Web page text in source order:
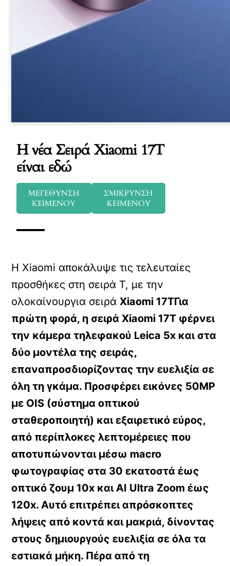
Η νέα Σειρά Xiaomi 17T
είναι εδώ
ΜΕΓΕΘΥΝΣΗ
ΚΕΙΜΕΝΟΥ
ΣΜΙΚΡΥΝΣΗ
ΚΕΙΜΕΝΟΥ
Η Xiaomi αποκάλυψε τις τελευταίες
προσθήκες στη σειρά T, με την
ολοκαίνουργια σειράXiaomi 17TΓια
πρώτη φορά, η σειρά Xiaomi 17T φέρνει
την κάμερα τηλεφακού Leica 5x και στα
δύο μοντέλα της σειράς,
επαναπροσδιορίζοντας την ευελιξία σε
όλη τη γκάμα. Προσφέρει εικόνες 50MP
με OIS (σύστημα οπτικού
σταθεροποιητή) και εξαιρετικό εύρος,
από περίπλοκες λεπτομέρειες που
αποτυπώνονται μέσω macro
φωτογραφίας στα 30 εκατοστά έως
οπτικό ζουμ 10x και AI Ultra Zoom έως
120x. Αυτό επιτρέπει απρόσκοπτες
λήψεις από κοντά και μακριά, δίνοντας
στους δημιουργούς ευελιξία σε όλα τα
εστιακά μήκη. Πέρα από τη